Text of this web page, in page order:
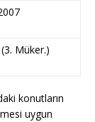
Müker.)
konutların
uygun